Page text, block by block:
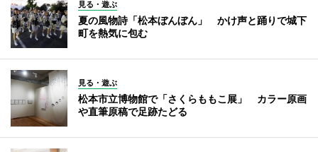
見る・遊ぶ
夏の風物詩「松本ぼんぼん」 かけ声と踊りで城下
町を熱気に包む
見る・遊ぶ
松本市立博物館で「さくらももこ展」 カラー原画
や直筆原稿で足跡たどる